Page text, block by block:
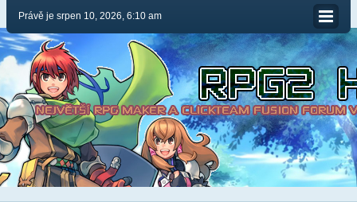
Právě je srpen 10, 2026, 6:10 am